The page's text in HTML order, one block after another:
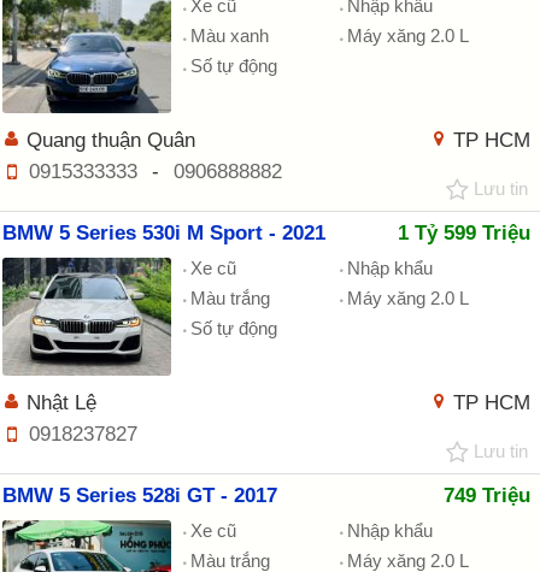
Xe cũ
Nhập khẩu
Màu xanh
Máy xăng 2.0 L
Số tự động
TP HCM
Quang thuận Quân
0915333333
- 0906888882
Lưu tin
BMW 5 Series 530i M Sport - 2021 1 Tỷ 599 Triệu
Xe cũ
Nhập khẩu
Màu trắng
Máy xăng 2.0 L
Số tự động
TP HCM
Nhật Lệ
0918237827
Lưu tin
BMW 5 Series 528i GT - 2017 749 Triệu
Xe cũ
Nhập khẩu
Màu trắng
Máy xăng 2.0 L